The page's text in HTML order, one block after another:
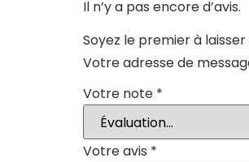
Il n’y a pas encore d’avis.
Soyez le premier à laisser
Votre adresse de
Votre note *
Votre avis *